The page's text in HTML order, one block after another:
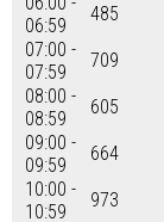
06:59
485
07:00 -
07:59
709
08:00 -
08:59
605
09:00 -
09:59
664
10:00 -
10:59
973